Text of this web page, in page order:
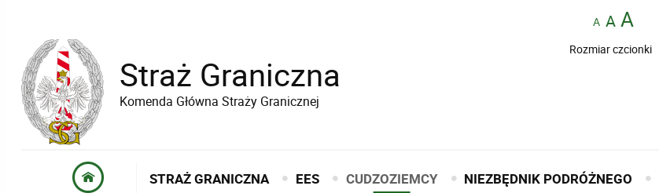
Straż Graniczna
Komenda Główna Straży Granicznej
Rozmiar czcionki
STRAŻ GRANICZNA EES CUDZOZIEMCY NIEZBĘDNIK PODRÓŻNEGO